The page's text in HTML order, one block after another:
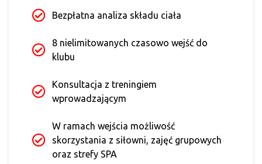
Bezpłatna analiza składu ciała
8 nielimitowanych czasowo wejść do
klubu
Konsultacja z treningiem
wprowadzającym
W ramach wejścia możliwość
skorzystania z siłowni, zajęć grupowych
oraz strefy SPA